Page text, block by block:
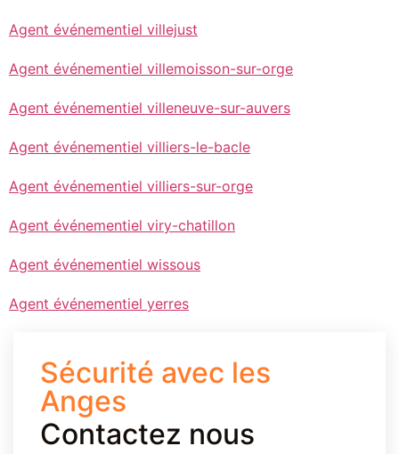
Agent événementiel villejust
Agent événementiel villemoisson-sur-orge
Agent événementiel villeneuve-sur-auvers
Agent événementiel villiers-le-bacle
Agent événementiel villiers-sur-orge
Agent événementiel viry-chatillon
Agent événementiel wissous
Agent événementiel yerres
Sécurité avec les
Anges
Contactez nous